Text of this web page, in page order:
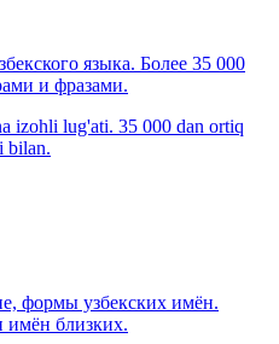
языка. Более 35 000
и фразами.
izohli lug'ati. 35 000 dan ortiq
bilan.
формы узбекских имён.
имён близких.